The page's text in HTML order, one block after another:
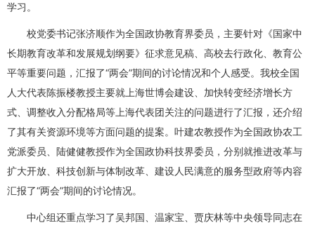
学习。
校党委书记张济顺作为全国政协教育界委员，主要针对《国家中
长期教育改革和发展规划纲要》征求意见稿、高校去行政化、教育公
平等重要问题，汇报了“两会”期间的讨论情况和个人感受。我校全国
人大代表陈振楼教授主要就上海世博会建设、加快转变经济增长方
式、调整收入分配格局等上海代表团关注的问题进行了汇报，还介绍
了其有关资源环境等方面问题的提案。叶建农教授作为全国政协农工
党派委员、陆健健教授作为全国政协科技界委员，分别就推进改革与
扩大开放、科技创新与体制改革、建设人民满意的服务型政府等内容
汇报了“两会”期间的讨论情况。
中心组还重点学习了吴邦国、温家宝、贾庆林等中央领导同志在